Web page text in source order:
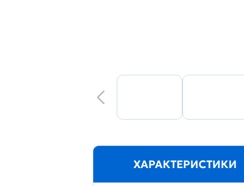
ХАРАКТЕРИСТИКИ